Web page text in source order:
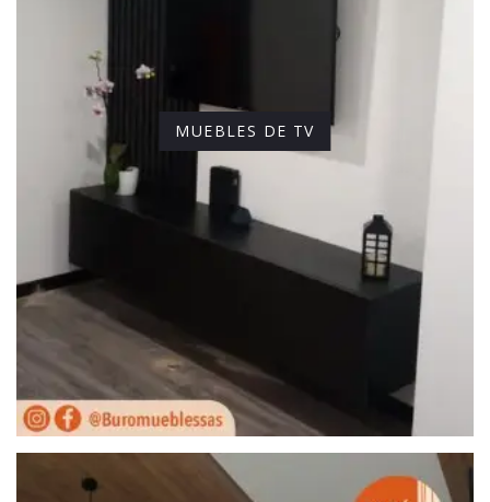
MUEBLES DE TV